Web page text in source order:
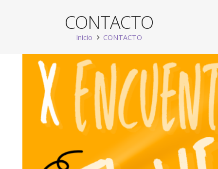
CONTACTO
Inicio CONTACTO